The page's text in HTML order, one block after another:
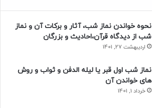
نحوه خواندن نماز شب، آثار و برکات آن و نماز
شب از دیدگاه قرآن،احادیث و بزرگان
اردیبهشت 27, 1401
نماز شب اول قبر یا لیله الدفن و ثواب و روش
های خواندن آن
خرداد 1, 1401